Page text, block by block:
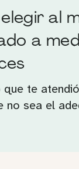
al
a
que te
no sea el